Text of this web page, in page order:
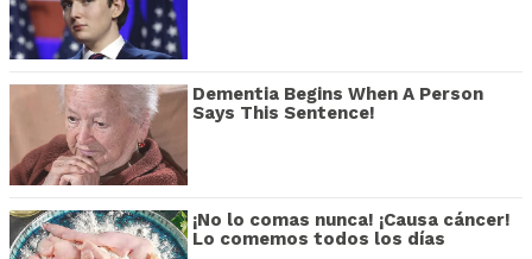
Dementia Begins When A Person
Says This Sentence!
¡No lo comas nunca! ¡Causa cáncer!
Lo comemos todos los días